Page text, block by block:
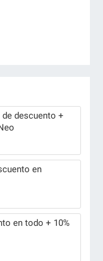
de descuento +
en
en todo + 10%